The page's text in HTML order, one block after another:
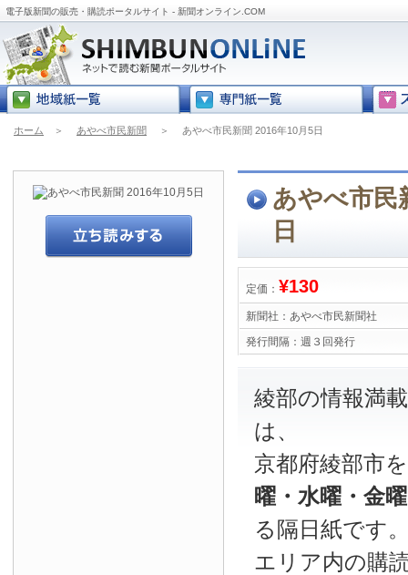
電子版新聞の販売・購読ポータルサイト - 新聞オンライン.COM
ホーム ＞ あやべ市民新聞 ＞ あやべ市民新聞 2016年10月5日
あやべ市民
日
定価： ¥130
新聞社： あやべ市民新聞社
発行間隔： 週３回発行
綾部の情報
は、
京都府綾部市
曜・水曜・金
る隔日紙です
エリア内の購